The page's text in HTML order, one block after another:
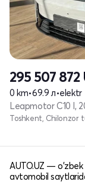
295 507 872
0 km•69.9 л•elektr
Leapmotor C10 I,
Toshkent, Chilonzor
AUTO.UZ —
avtomobil